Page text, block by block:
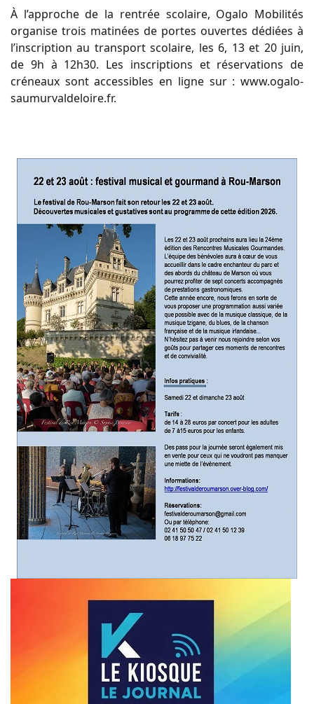
À l’approche de la rentrée scolaire, Ogalo Mobilités
organise trois matinées de portes ouvertes dédiées à
l’inscription au transport scolaire, les 6, 13 et 20 juin,
de 9h à 12h30. Les inscriptions et réservations de
créneaux sont accessibles en ligne sur : www.ogalo-
saumurvaldeloire.fr.